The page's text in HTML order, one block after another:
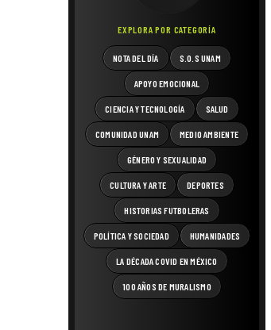
EXPLORA POR CATEGORÍA
NOTA DEL DÍA S.O.S UNAM
APOYO EMOCIONAL
CIENCIA Y TECNOLOGÍA SALUD
COMUNIDAD UNAM MEDIO AMBIENTE
GÉNERO Y SEXUALIDAD
CULTURA Y ARTE DEPORTES
HISTORIAS FUTBOLERAS
POLÍTICA Y SOCIEDAD HUMANIDADES
LA DÉCADA COVID EN MÉXICO
100 AÑOS DE MURALISMO